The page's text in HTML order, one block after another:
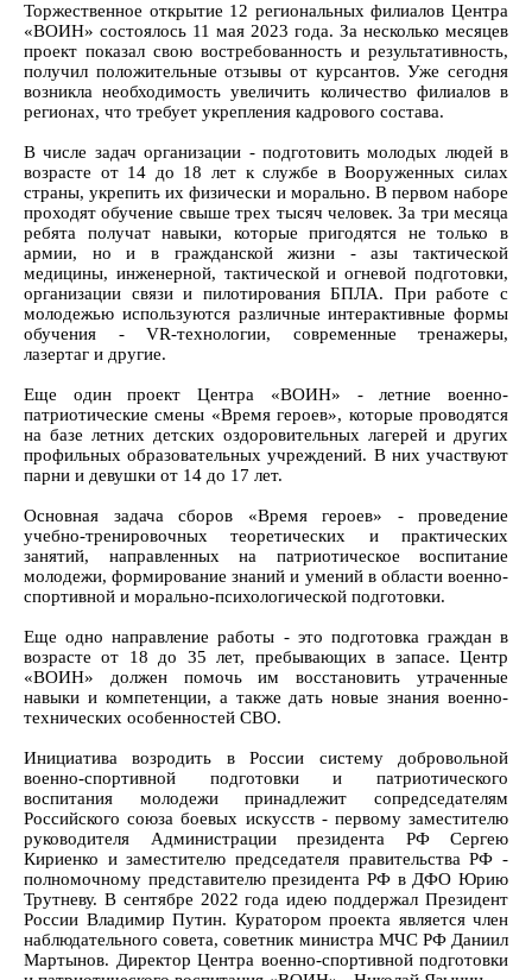
Торжественное открытие 12 региональных филиалов Центра
«ВОИН» состоялось 11 мая 2023 года. За несколько месяцев
проект показал свою востребованность и результативность,
получил положительные отзывы от курсантов. Уже сегодня
возникла необходимость увеличить количество филиалов в
регионах, что требует укрепления кадрового состава.
В числе задач организации - подготовить молодых людей в
возрасте от 14 до 18 лет к службе в Вооруженных силах
страны, укрепить их физически и морально. В первом наборе
проходят обучение свыше трех тысяч человек. За три месяца
ребята получат навыки, которые пригодятся не только в
армии, но и в гражданской жизни - азы тактической
медицины, инженерной, тактической и огневой подготовки,
организации связи и пилотирования БПЛА. При работе с
молодежью используются различные интерактивные формы
обучения - VR-технологии, современные тренажеры,
лазертаг и другие.
Еще один проект Центра «ВОИН» - летние военно-
патриотические смены «Время героев», которые проводятся
на базе летних детских оздоровительных лагерей и других
профильных образовательных учреждений. В них участвуют
парни и девушки от 14 до 17 лет.
Основная задача сборов «Время героев» - проведение
учебно-тренировочных теоретических и практических
занятий, направленных на патриотическое воспитание
молодежи, формирование знаний и умений в области военно-
спортивной и морально-психологической подготовки.
Еще одно направление работы - это подготовка граждан в
возрасте от 18 до 35 лет, пребывающих в запасе. Центр
«ВОИН» должен помочь им восстановить утраченные
навыки и компетенции, а также дать новые знания военно-
технических особенностей СВО.
Инициатива возродить в России систему добровольной
военно-спортивной подготовки и патриотического
воспитания молодежи принадлежит сопредседателям
Российского союза боевых искусств - первому заместителю
руководителя Администрации президента РФ Сергею
Кириенко и заместителю председателя правительства РФ -
полномочному представителю президента РФ в ДФО Юрию
Трутневу. В сентябре 2022 года идею поддержал Президент
России Владимир Путин. Куратором проекта является член
наблюдательного совета, советник министра МЧС РФ Даниил
Мартынов. Директор Центра военно-спортивной подготовки